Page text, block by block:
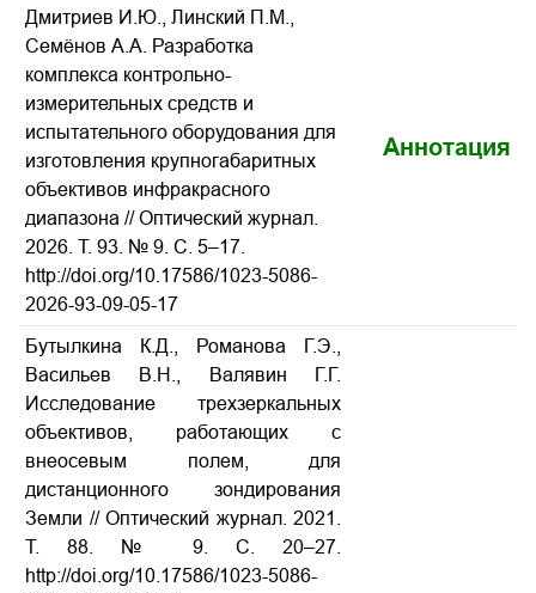
Дмитриев И.Ю., Линский П.М.,
Семёнов А.А. Разработка
комплекса контрольно-
измерительных средств и
испытательного оборудования для
изготовления крупногабаритных
объективов инфракрасного
диапазона // Оптический журнал.
2026. Т. 93. № 9. С. 5–17.
http://doi.org/10.17586/1023-5086-
2026-93-09-05-17
Аннотация
Бутылкина К.Д., Романова Г.Э.,
Васильев В.Н., Валявин Г.Г.
Исследование трехзеркальных
объективов, работающих с
внеосевым полем, для
дистанционного зондирования
Земли // Оптический журнал. 2021.
Т. 88. № 9. С. 20–27.
http://doi.org/10.17586/1023-5086-